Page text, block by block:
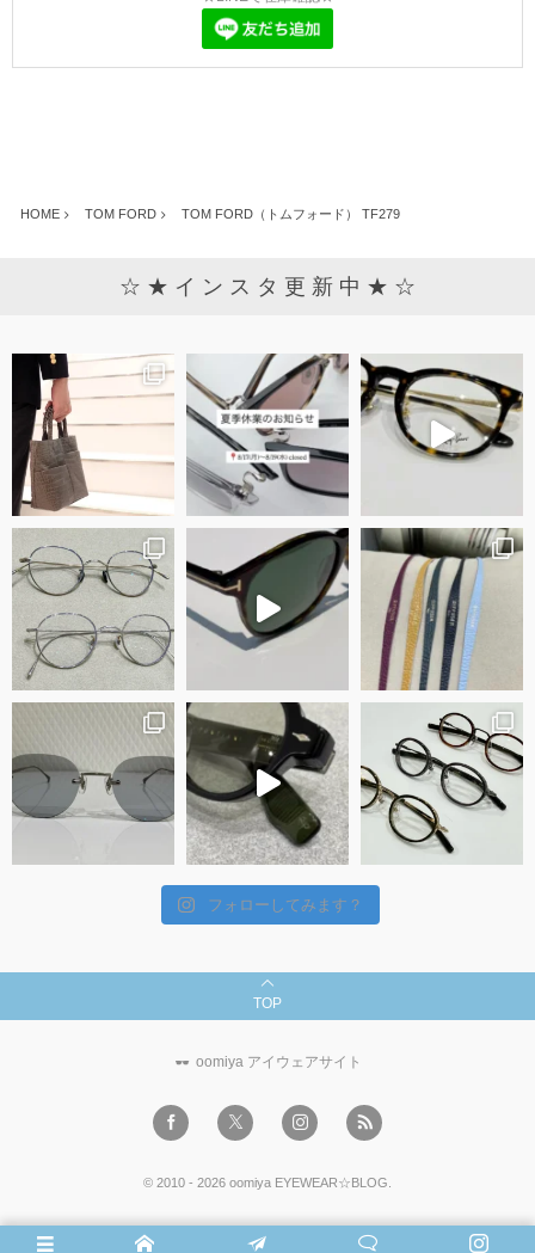
HOME TOM FORD TOM FORD（トムフォード） TF279
☆ ★ イ ン ス タ 更 新 中 ★ ☆
フォローしてみます？
TOP
oomiya アイウェアサイト
© 2010 - 2026 oomiya EYEWEAR☆BLOG